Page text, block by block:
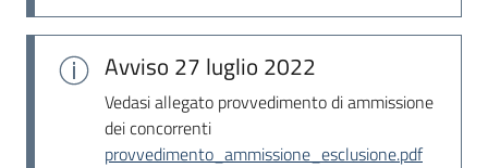
Avviso 27 luglio 2022
Vedasi allegato provvedimento di ammissione
dei concorrenti
provvedimento_ammissione_esclusione.pdf